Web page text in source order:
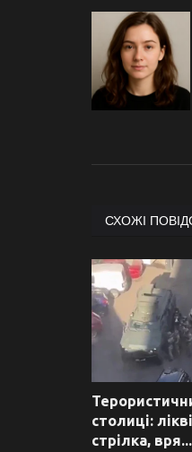
СХОЖІ
столиці:
стрілка, вря...